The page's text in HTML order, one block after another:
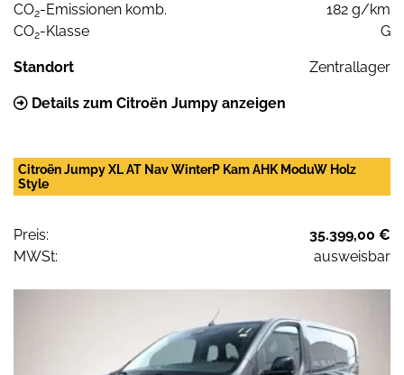
CO2-Emissionen komb.
182 g/km
CO2-Klasse G
Standort Zentrallager
Details zum Citroën Jumpy anzeigen
Citroën Jumpy XL AT Nav WinterP Kam AHK ModuW Holz
Style
Preis:
35.399,00 €
MWSt:
ausweisbar